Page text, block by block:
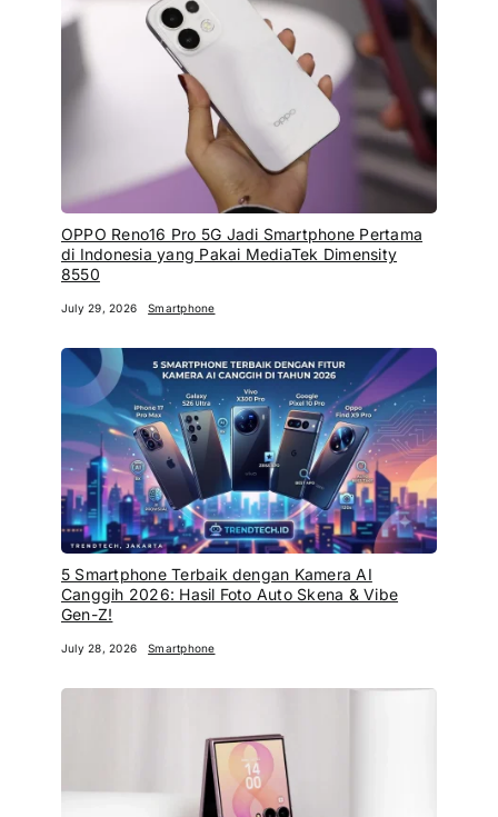
OPPO Reno16 Pro 5G Jadi Smartphone Pertama
di Indonesia yang Pakai MediaTek Dimensity
8550
July 29, 2026 Smartphone
5 Smartphone Terbaik dengan Kamera AI
Canggih 2026: Hasil Foto Auto Skena & Vibe
Gen-Z!
July 28, 2026 Smartphone